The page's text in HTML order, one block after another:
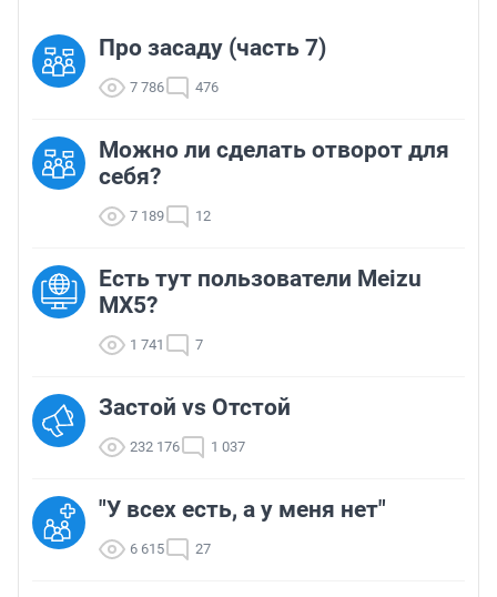
Про засаду (часть 7)
7 786 476
Можно ли сделать отворот для
себя?
7 189 12
Есть тут пользователи Meizu
MX5?
1 741 7
Застой vs Отстой
232 176 1 037
"У всех есть, а у меня нет"
6 615 27